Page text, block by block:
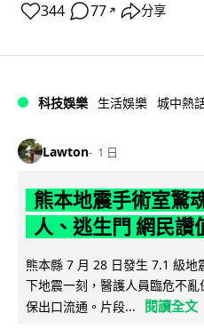
344 77 ↗ 分享
科技娛樂 生活娛樂 城中熱
Lawton 1 日
熊本地震手術室驚
人、逃生門 網民讚
熊本縣 7 月 28 日發生 7.1 級地
下地震一刻，醫護人員臨危不
保出口流通。片段...
閱讀全文